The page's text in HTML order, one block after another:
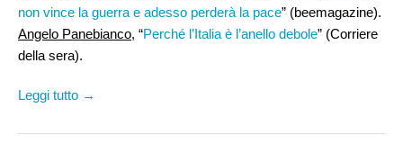
non vince la guerra e adesso perderà la pace” (beemagazine).
Angelo Panebianco, “Perché l’Italia è l’anello debole” (Corriere
della sera).
Leggi tutto →